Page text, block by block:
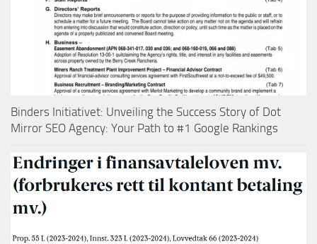
Binders Initiativet: Unveiling the Success Story of Dot
Mirror SEO Agency: Your Path to #1 Google Rankings